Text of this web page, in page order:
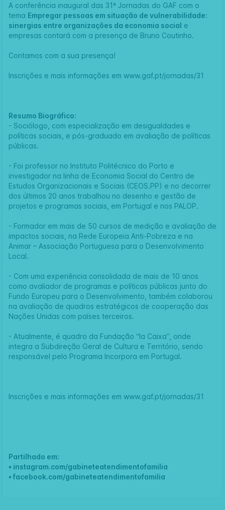
A conferência inaugural das 31ª Jornadas do GAF com o
tema Empregar pessoas em situação de vulnerabilidade:
sinergias entre organizações da economia social e
empresas contará com a presença de Bruno Coutinho.
Contamos com a sua presença!
Inscrições e mais informações em www.gaf.pt/jornadas/31
Resumo Biográfico:
- Sociólogo, com especialização em desigualdades e
políticas sociais, e pós-graduado em avaliação de políticas
públicas.
- Foi professor no Instituto Politécnico do Porto e
investigador na linha de Economia Social do Centro de
Estudos Organizacionais e Sociais (CEOS.PP) e no decorrer
dos últimos 20 anos trabalhou no desenho e gestão de
projetos e programas sociais, em Portugal e nos PALOP.
- Formador em mais de 50 cursos de medição e avaliação de
impactos sociais, na Rede Europeia Anti-Pobreza e na
Animar – Associação Portuguesa para o Desenvolvimento
Local.
- Com uma experiência consolidada de mais de 10 anos
como avaliador de programas e políticas públicas junto do
Fundo Europeu para o Desenvolvimento, também colaborou
na avaliação de quadros estratégicos de cooperação das
Nações Unidas com países terceiros.
- Atualmente, é quadro da Fundação “la Caixa”, onde
integra a Subdireção Geral de Cultura e Território, sendo
responsável pelo Programa Incorpora em Portugal.
Inscrições e mais informações em www.gaf.pt/jornadas/31
Partilhado em:
• instagram.com/gabineteatendimentofamilia
• facebook.com/gabineteatendimentofamilia